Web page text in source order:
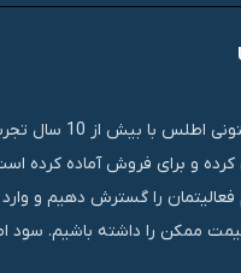
و برای فروش آماده کرده
فعالیتمان را گسترش دهیم و
ممکن را داشته باشیم. سود